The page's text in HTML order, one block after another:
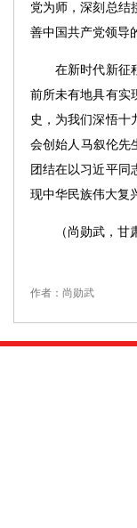
党为师，深刻总结
善中国共产党领导
在新时代新征程
前所未有地具有实
史，为我们深悟十
会创始人马叙伦先
团结在以习近平同
现中华民族伟大复
（尚勋武，甘肃
作者：尚勋武